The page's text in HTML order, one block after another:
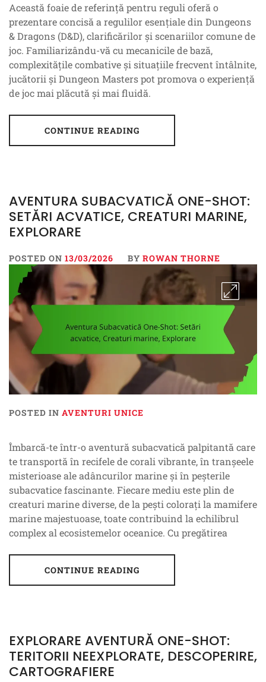
Această foaie de referință pentru reguli oferă o
prezentare concisă a regulilor esențiale din Dungeons
& Dragons (D&D), clarificărilor și scenariilor comune de
joc. Familiarizându-vă cu mecanicile de bază,
complexitățile combative și situațiile frecvent întâlnite,
jucătorii și Dungeon Masters pot promova o experiență
de joc mai plăcută și mai fluidă.
CONTINUE READING
AVENTURA SUBACVATICĂ ONE-SHOT:
SETĂRI ACVATICE, CREATURI MARINE,
EXPLORARE
POSTED ON 13/03/2026 BY ROWAN THORNE
POSTED IN AVENTURI UNICE
Îmbarcă-te într-o aventură subacvatică palpitantă care
te transportă în recifele de corali vibrante, în tranșeele
misterioase ale adâncurilor marine și în peșterile
subacvatice fascinante. Fiecare mediu este plin de
creaturi marine diverse, de la pești colorați la mamifere
marine majestuoase, toate contribuind la echilibrul
complex al ecosistemelor oceanice. Cu pregătirea
CONTINUE READING
EXPLORARE AVENTURĂ ONE-SHOT:
TERITORII NEEXPLORATE, DESCOPERIRE,
CARTOGRAFIERE